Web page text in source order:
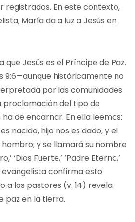
registrados. En este contexto,
María da a luz a Jesús en
que Jesús es el Príncipe de Paz.
9:6—aunque históricamente no
por las comunidades
proclamación del tipo de
de encarnar. En ella leemos:
nacido, hijo nos es dado, y el
y se llamará su nombre
‘Dios Fuerte,’ ‘Padre Eterno,’
evangelista confirma esto
a los pastores (v. 14) revela
paz en la tierra.